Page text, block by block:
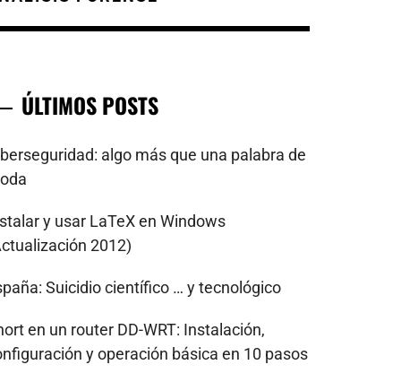
ÚLTIMOS POSTS
algo más que una palabra de
y usar LaTeX en Windows
2012)
Suicidio científico … y tecnológico
en un router DD-WRT: Instalación,
y operación básica en 10 pasos